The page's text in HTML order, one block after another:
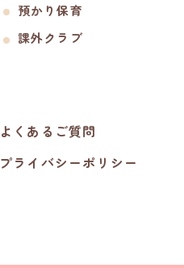
預かり保育
課外クラブ
よくあるご質問
プライバシーポリシー